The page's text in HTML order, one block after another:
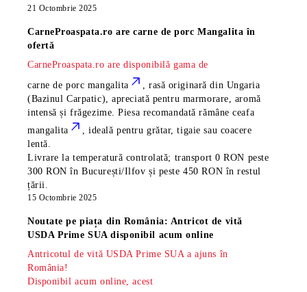
21 Octombrie 2025
CarneProaspata.ro arecarne de porc Mangalita în
ofertă
CarneProaspata.ro are disponibilă gama de
carne de porc mangalita
, rasă originară din Ungaria
(Bazinul Carpatic), apreciată pentru marmorare, aromă
intensă și frăgezime. Piesa recomandată rămâneceafa
mangalita
, ideală pentru grătar, tigaie sau coacere
lentă.
Livrare la temperatură controlată; transport 0 RON peste
300 RON în București/Ilfov și peste 450 RON în restul
țării.
15 Octombrie 2025
Noutate pe piața din România: Antricot de vită
USDA Prime SUA disponibil acum online
Antricotul de vită USDA Prime SUA a ajuns în
România!
Disponibil acum online, acest